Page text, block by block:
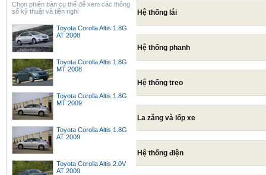
Chọn phiên bản cụ thể để xem các thông
số kỹ thuật và tiện nghi
Toyota Corolla Altis 1.8G
AT 2008
Toyota Corolla Altis 1.8G
MT 2008
Toyota Corolla Altis 1.8G
MT 2009
Toyota Corolla Altis 1.8G
AT 2009
Toyota Corolla Altis 2.0V
AT 2009
Hệ thống lái
Hệ thống phanh
Hệ thống treo
La zăng và lốp xe
Hệ thống điện